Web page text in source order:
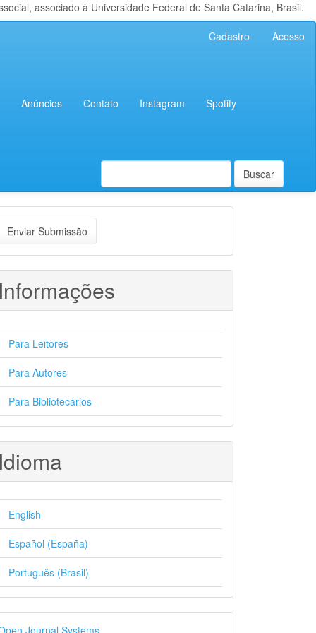
associado à Universidade Federal de Santa Catarina, Brasil.
Cadastro Acesso
Anúncios Contato Instagram Spotify
Buscar
Enviar Submissão
Para Leitores
Para Autores
Para Bibliotecários
English
Español (España)
Português (Brasil)
Journal Systems